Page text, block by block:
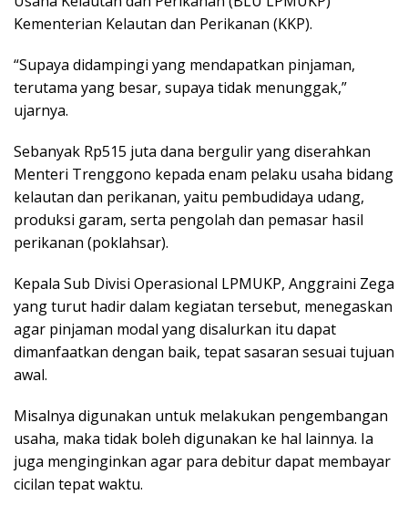
Kementerian Kelautan dan Perikanan (KKP).
“Supaya didampingi yang mendapatkan pinjaman,
terutama yang besar, supaya tidak menunggak,”
ujarnya.
Sebanyak Rp515 juta dana bergulir yang diserahkan
Menteri Trenggono kepada enam pelaku usaha bidang
kelautan dan perikanan, yaitu pembudidaya udang,
produksi garam, serta pengolah dan pemasar hasil
perikanan (poklahsar).
Kepala Sub Divisi Operasional LPMUKP, Anggraini Zega
yang turut hadir dalam kegiatan tersebut, menegaskan
agar pinjaman modal yang disalurkan itu dapat
dimanfaatkan dengan baik, tepat sasaran sesuai tujuan
awal.
Misalnya digunakan untuk melakukan pengembangan
usaha, maka tidak boleh digunakan ke hal lainnya. Ia
juga menginginkan agar para debitur dapat membayar
cicilan tepat waktu.